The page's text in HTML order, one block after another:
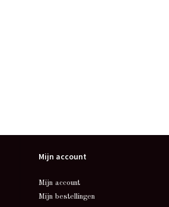
Mijn account
Mijn account
Mijn bestellingen